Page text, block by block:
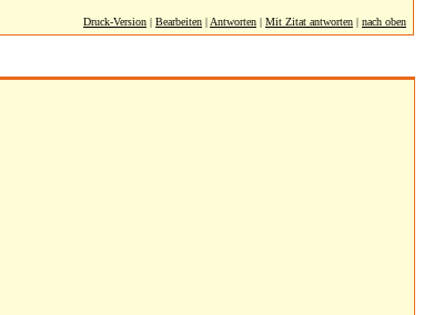
Druck-Version | Bearbeiten | Antworten | Mit Zitat antworten | nach oben